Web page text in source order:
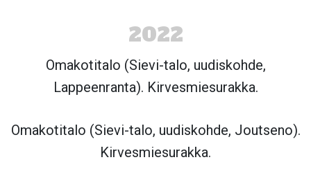
2022
Omakotitalo (Sievi-talo, uudiskohde,
Lappeenranta). Kirvesmiesurakka.
Omakotitalo (Sievi-talo, uudiskohde, Joutseno).
Kirvesmiesurakka.